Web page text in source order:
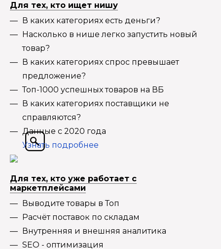
Для тех, кто ищет нишу
В каких категориях есть деньги?
Насколько в нише легко запустить новый
товар?
В каких категориях спрос превышает
предложение?
Топ-1000 успешных товаров на ВБ
В каких категориях поставщики не
справляются?
Данные с 2020 года
Узнать подробнее
Для тех, кто уже работает с
маркетплейсами
Выводите товары в Топ
Расчёт поставок по складам
Внутренняя и внешняя аналитика
SEO - оптимизация